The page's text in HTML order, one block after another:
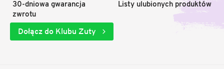
30-dniowa gwarancja
zwrotu
Listy ulubionych produktów
Dołącz do Klubu Zuty